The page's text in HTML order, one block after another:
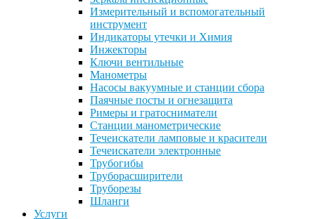
Измерительный и вспомогательный
инструмент
Индикаторы утечки и Химия
Инжекторы
Ключи вентильные
Манометры
Насосы вакуумные и станции сбора
Паячные посты и огнезащита
Римеры и гратосниматели
Станции манометрические
Течеискатели ламповые и красители
Течеискатели электронные
Трубогибы
Труборасширители
Труборезы
Шланги
Услуги